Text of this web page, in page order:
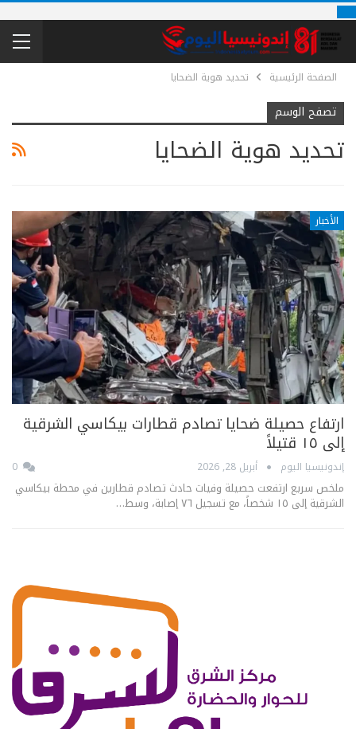
الصفحة الرئيسية تحديد هوية الضحايا
تصفح الوسم
تحديد هوية الضحايا
الأخبار
ارتفاع حصيلة ضحايا تصادم قطارات بيكاسي الشرقية
إلى ١٥ قتيلاً
إندونيسيا اليوم أبريل 28, 2026
ملخص سريع ارتفعت حصيلة وفيات حادث تصادم قطارين في محطة بيكاسي
الشرقية إلى ١٥ شخصاً، مع تسجيل ٧٦ إصابة، وسط…